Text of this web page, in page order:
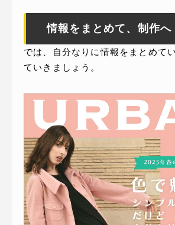
情報をまとめて、制作へ
では、自分なりに情報をまとめて
ていきましょう。